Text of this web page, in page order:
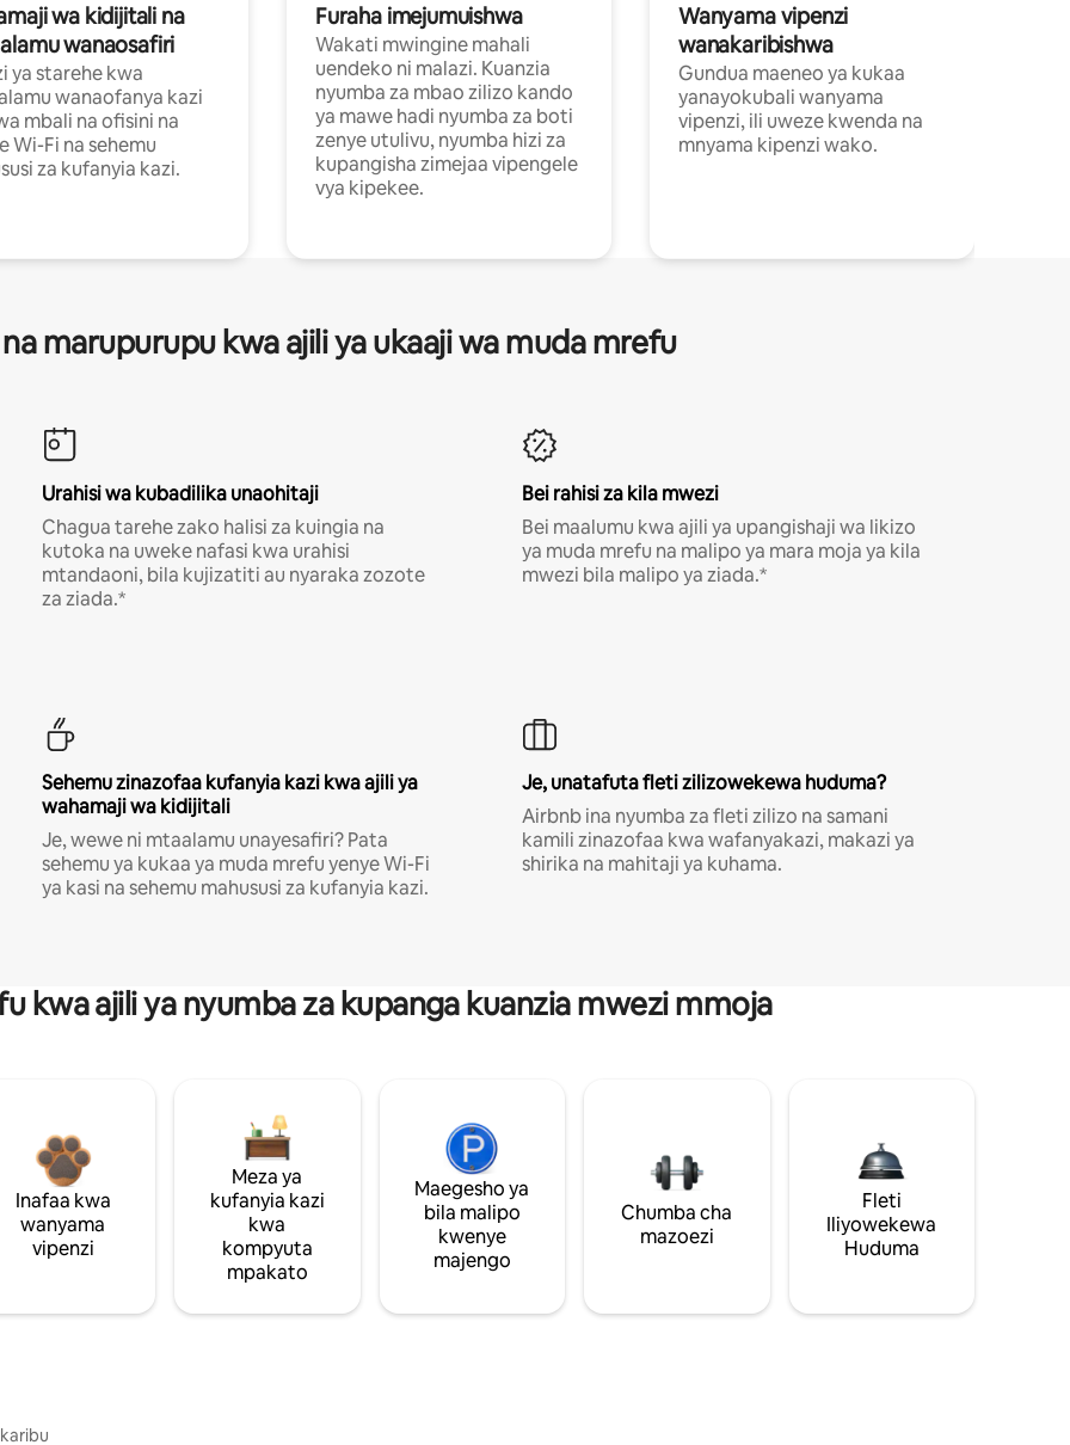
wa kidijitali na
wanaosafiri
ya starehe kwa
wanaofanya kazi
mbali na ofisini na
Wi-Fi na sehemu
za kufanyia kazi.
Furaha imejumuishwa
Wakati mwingine mahali
uendeko ni malazi. Kuanzia
nyumba za mbao zilizo kando
ya mawe hadi nyumba za boti
zenye utulivu, nyumba hizi za
kupangisha zimejaa vipengele
vya kipekee.
Wanyama vipenzi
wanakaribishwa
Gundua maeneo ya kukaa
yanayokubali wanyama
vipenzi, ili uweze kwenda na
mnyama kipenzi wako.
marupurupu kwa ajili ya ukaaji wa muda mrefu
Urahisi wa kubadilika unaohitaji
Chagua tarehe zako halisi za kuingia na
kutoka na uweke nafasi kwa urahisi
mtandaoni, bila kujizatiti au nyaraka zozote
za ziada.*
Bei rahisi za kila mwezi
Bei maalumu kwa ajili ya upangishaji wa likizo
ya muda mrefu na malipo ya mara moja ya kila
mwezi bila malipo ya ziada.*
Sehemu zinazofaa kufanyia kazi kwa ajili ya
wahamaji wa kidijitali
Je, wewe ni mtaalamu unayesafiri? Pata
sehemu ya kukaa ya muda mrefu yenye Wi-Fi
ya kasi na sehemu mahususi za kufanyia kazi.
Je, unatafuta fleti zilizowekewa huduma?
Airbnb ina nyumba za fleti zilizo na samani
kamili zinazofaa kwa wafanyakazi, makazi ya
shirika na mahitaji ya kuhama.
kwa ajili ya nyumba za kupanga kuanzia mwezi mmoja
Inafaa kwa
wanyama
vipenzi
Meza ya
kufanyia kazi
kwa
kompyuta
mpakato
Maegesho ya
bila malipo
kwenye
majengo
Chumba cha
mazoezi
Fleti
Iliyowekewa
Huduma